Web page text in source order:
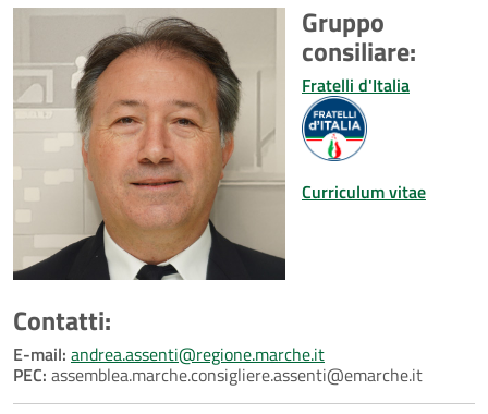
Gruppo
consiliare:
Fratelli d'Italia
Curriculum vitae
Contatti:
E-mail: andrea.assenti@regione.marche.it
PEC: assemblea.marche.consigliere.assenti@emarche.it